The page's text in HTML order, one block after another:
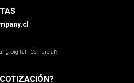
Digital - Comercial?